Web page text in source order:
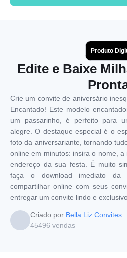
Produto
Edite e Baixe
Crie um convite de aniversário
Encantado! Este modelo
um passarinho, é perfeito para
alegre. O destaque especial é o
foto da aniversariante, tornando
online em minutos: insira o nome,
endereço da sua festa. É muito
faça o download imediato da
compartilhar online com seus
entregar um convite lindo e
Criado por Bella Liz Convites
45496 vendas